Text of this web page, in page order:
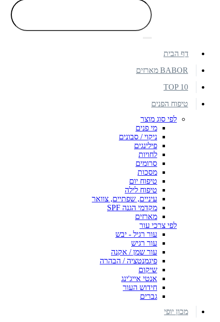
דף הבית
BABOR מארזים
TOP 10
טיפוח הפנים
לפי סוג מוצר
מי פנים
ניקוי / סבונים
פילינגים
לחויות
סרומים
מסכות
טיפוח יום
טיפוח לילה
עיניים, שפתיים, צוואר
מקדמי הגנה SPF
מארזים
לפי צרכי עור
עור רגיל - יבש
עור רגיש
עור שמן / אקנה
פיגמנטציה / הבהרה
שיקום
אנטי אייג'ינג
חידוש העור
גברים
מכון יופי